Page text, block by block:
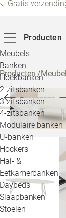
Gratis
Producten
Meubels
Banken
Hoekbanken
2-zitsbanken
3-zitsbanken
4-zitsbanken
Modulaire banken
U-banken
Hockers
Hal- &
Eetkamerbanken
Daybeds
Slaapbanken
Stoelen
Producten/